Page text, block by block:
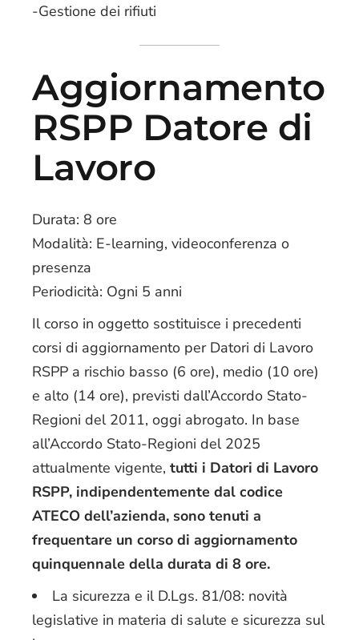
-Gestione dei rifiuti
Aggiornamento
RSPP Datore di
Lavoro
Durata: 8 ore
Modalità: E-learning, videoconferenza o
presenza
Periodicità: Ogni 5 anni
Il corso in oggetto sostituisce i precedenti
corsi di aggiornamento per Datori di Lavoro
RSPP a rischio basso (6 ore), medio (10 ore)
e alto (14 ore), previsti dall’Accordo Stato-
Regioni del 2011, oggi abrogato. In base
all’Accordo Stato-Regioni del 2025
attualmente vigente,tutti i Datori di Lavoro
RSPP, indipendentemente dal codice
ATECO dell’azienda, sono tenuti a
frequentare un corso di aggiornamento
quinquennale della durata di 8 ore.
La sicurezza e il D.Lgs. 81/08: novità
legislative in materia di salute e sicurezza sul